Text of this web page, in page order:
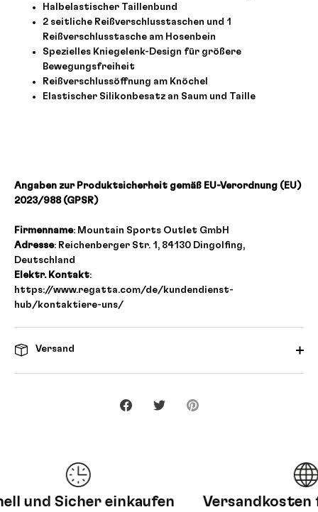
Halbelastischer Taillenbund
2 seitliche Reißverschlusstaschen und 1
Reißverschlusstasche am Hosenbein
Spezielles Kniegelenk-Design für größere
Bewegungsfreiheit
Reißverschlussöffnung am Knöchel
Elastischer Silikonbesatz an Saum und Taille
Angaben zur Produktsicherheit gemäß EU-Verordnung (EU)
2023/988 (GPSR)
Firmenname: Mountain Sports Outlet GmbH
Adresse: Reichenberger Str. 1, 84130 Dingolfing,
Deutschland
Elektr. Kontakt:
https://www.regatta.com/de/kundendienst-
hub/kontaktiere-uns/
Versand
Teilen TwitternPinnen
und Sicher einkaufen Versandkosten